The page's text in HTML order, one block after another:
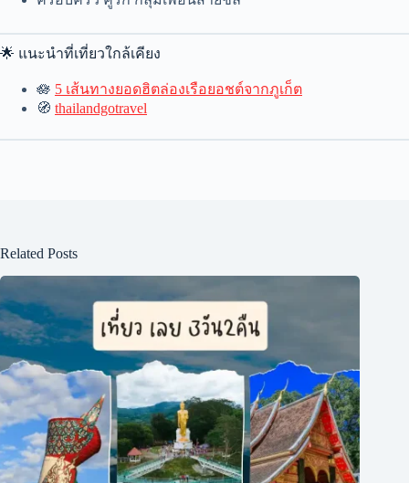
🌟 แนะนำที่เที่ยวใกล้เคียง
🪷 5 เส้นทางยอดฮิตล่องเรือยอชต์จากภูเก็ต
🧭 thailandgotravel
Related Posts